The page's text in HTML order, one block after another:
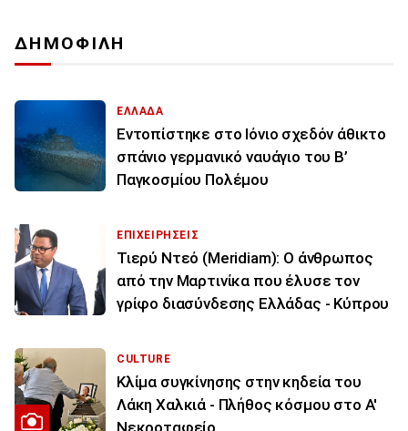
ΔΗΜΟΦΙΛΗ
ΕΛΛΑΔΑ
Εντοπίστηκε στο Ιόνιο σχεδόν άθικτο
σπάνιο γερμανικό ναυάγιο του Β’
Παγκοσμίου Πολέμου
ΕΠΙΧΕΙΡΗΣΕΙΣ
Τιερύ Ντεό (Meridiam): Ο άνθρωπος
από την Μαρτινίκα που έλυσε τον
γρίφο διασύνδεσης Ελλάδας - Κύπρου
CULTURE
Κλίμα συγκίνησης στην κηδεία του
Λάκη Χαλκιά - Πλήθος κόσμου στο Α'